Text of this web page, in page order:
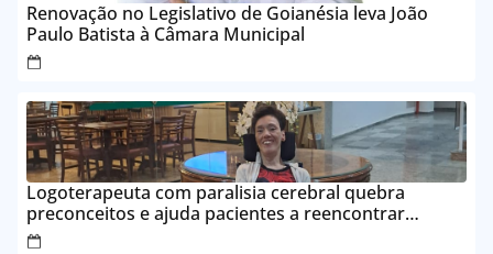
Renovação no Legislativo de Goianésia leva João
Paulo Batista à Câmara Municipal
Logoterapeuta com paralisia cerebral quebra
preconceitos e ajuda pacientes a reencontrar
propósito em Goianésia